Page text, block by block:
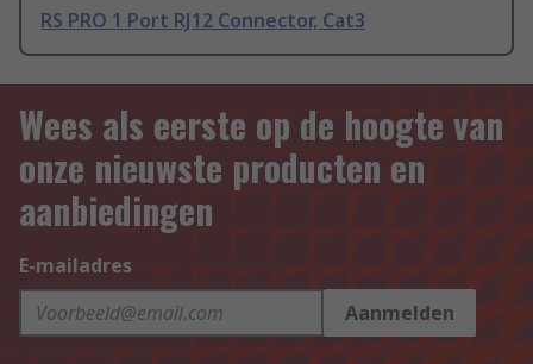
RS PRO 1 Port RJ12 Connector, Cat3
Wees als eerste op de hoogte van
onze nieuwste producten en
aanbiedingen
E-mailadres
Aanmelden